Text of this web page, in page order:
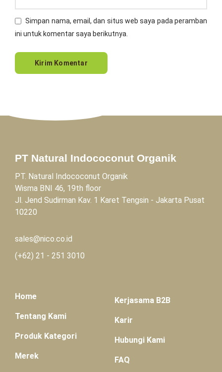
Simpan nama, email, dan situs web saya pada peramban
ini untuk komentar saya berikutnya.
PT Natural Indococonut Organik
PT. Natural Indococonut Organik
Wisma BNI 46, 19th floor
Jl. Jend Sudirman Kav. 1 Karet Tengsin - Jakarta Pusat
10220
sales@nico.co.id
(+62) 21 - 251 3010
Home
Tentang Kami
Produk Kategori
Merek
Kerjasama B2B
Karir
Hubungi Kami
FAQ